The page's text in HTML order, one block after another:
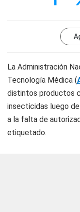
La Administración
Tecnología Médica (
distintos productos
insecticidas luego
a la falta de
etiquetado.